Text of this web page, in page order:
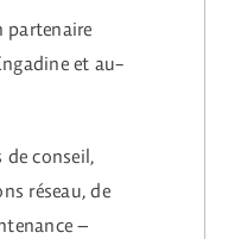
partenaire
et au-
de conseil,
réseau, de
–